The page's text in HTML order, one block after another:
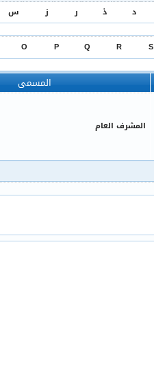
د ذ ر ز س
O P Q R S
المسمى
المشرف العام